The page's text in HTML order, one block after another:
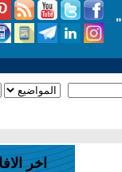
"
اخر